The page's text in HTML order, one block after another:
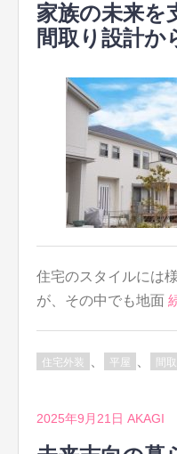
家族の未来を
間取り設計か
住宅のスタイルには
が、その中でも地面
住宅外装 平屋 間
2025年9月21日 AKAGI